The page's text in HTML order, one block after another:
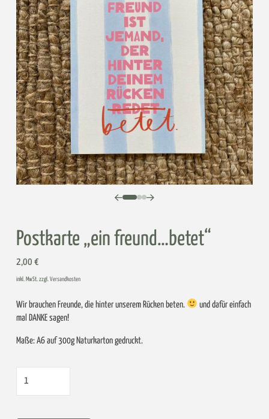
0 12
Postkarte „ein freund…betet“
2,00 €
inkl. MwSt. zzgl. Versandkosten
Wir brauchen Freunde, die hinter unserem Rücken beten.
und dafür einfach
mal DANKE sagen!
Maße: A6 auf 300g Naturkarton gedruckt.
Postkarte
„ein